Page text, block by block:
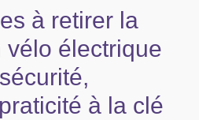
à retirer la
vélo électrique
à la clé